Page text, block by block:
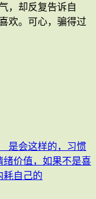
，却反复告诉自
欢。可心，骗得过
是会这样的，习惯
绪价值，如果不是喜
耗自己的